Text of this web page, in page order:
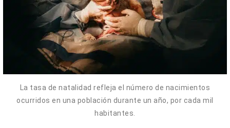
La tasa de natalidad refleja el número de nacimientos
ocurridos en una población durante un año, por cada mil
habitantes.